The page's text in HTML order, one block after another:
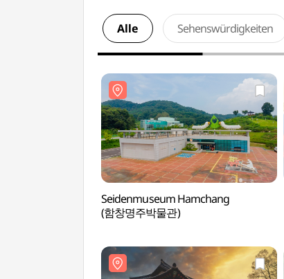
Alle Sehenswürdigkeiten
Seidenmuseum Hamchang
(함창명주박물관)